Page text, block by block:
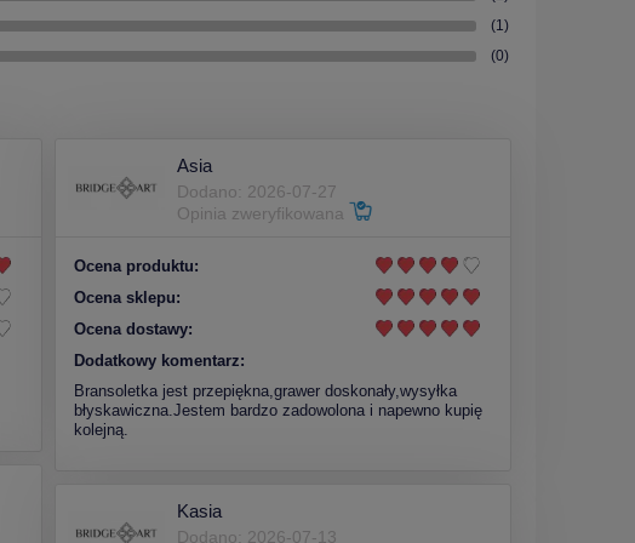
(1)
(0)
Asia
Dodano: 2026-07-27
Opinia zweryfikowana
Ocena produktu:
Ocena sklepu:
Ocena dostawy:
Dodatkowy komentarz:
Bransoletka jest przepiękna,grawer doskonały,wysyłka
błyskawiczna.Jestem bardzo zadowolona i napewno kupię
kolejną.
Kasia
Dodano: 2026-07-13